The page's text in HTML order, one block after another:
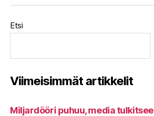
Etsi
Viimeisimmät artikkelit
Miljardööri puhuu, media tulkitsee